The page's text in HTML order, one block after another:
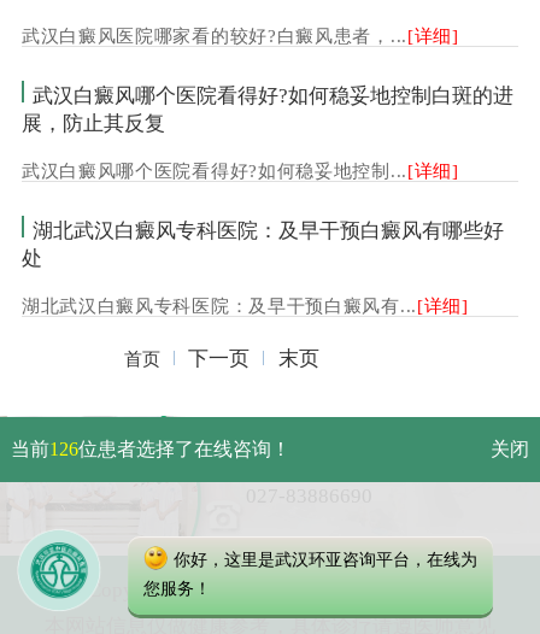
武汉白癜风医院哪家看的较好?白癜风患者，...[详细]
武汉白癜风哪个医院看得好?如何稳妥地控制白斑的进
展，防止其反复
武汉白癜风哪个医院看得好?如何稳妥地控制...[详细]
湖北武汉白癜风专科医院：及早干预白癜风有哪些好
处
湖北武汉白癜风专科医院：及早干预白癜风有...[详细]
首页 下一页 末页
武汉市硚口区解放大道479号
免费电话：
Copyright 2023 武汉环亚中医白癜风医院
本网站信息仅做健康参考，具体诊疗请遵医师意见
当前126位患者选择了在线咨询！ 关闭
你好，这里是武汉环亚咨询平台，在线为
您服务！